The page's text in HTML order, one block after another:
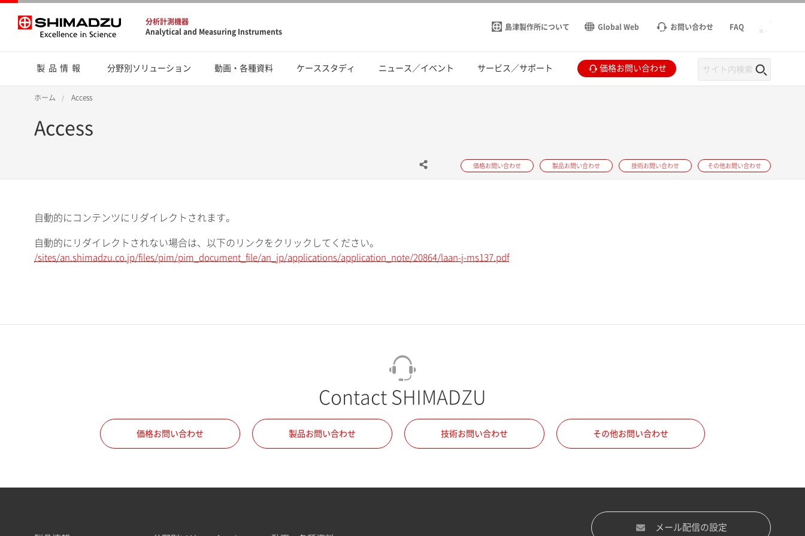
分析計測機器
Analytical and Measuring Instruments
島津製作所について Global Web お問い合わせ FAQ
製品情報 分野別ソリューション 動画・各種資料 ケーススタディ ニュース／イベント サービス／サポート 価格お問い合わせ
ホーム Access
Access
価格お問い合わせ 製品お問い合わせ 技術お問い合わせ その他お問い合わせ
自動的にコンテンツにリダイレクトされます。
自動的にリダイレクトされない場合は、以下のリンクをクリックしてください。
/sites/an.shimadzu.co.jp/files/pim/pim_document_file/an_jp/applications/application_note/20864/laan-j-ms137.pdf
Contact SHIMADZU
価格お問い合わせ 製品お問い合わせ 技術お問い合わせ その他お問い合わせ
メール配信の設定